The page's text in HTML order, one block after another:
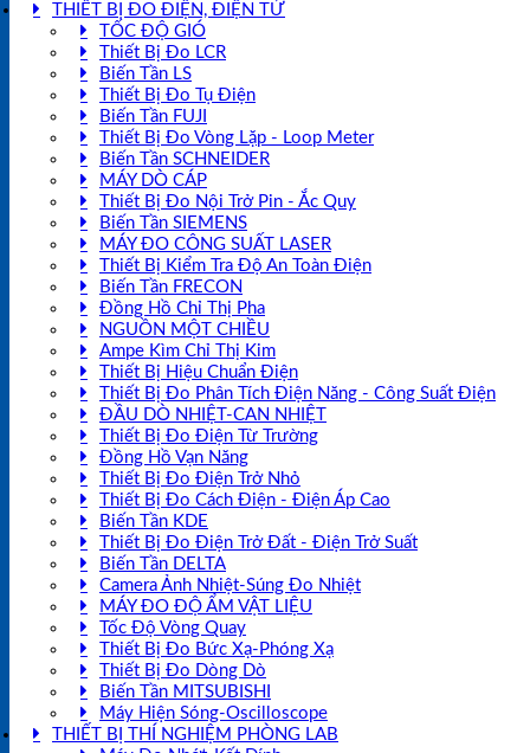
THIẾT BỊ ĐO ĐIỆN, ĐIỆN TỬ
TỐC ĐỘ GIÓ
Thiết Bị Đo LCR
Biến Tần LS
Thiết Bị Đo Tụ Điện
Biến Tần FUJI
Thiết Bị Đo Vòng Lặp - Loop Meter
Biến Tần SCHNEIDER
MÁY DÒ CÁP
Thiết Bị Đo Nội Trở Pin - Ắc Quy
Biến Tần SIEMENS
MÁY ĐO CÔNG SUẤT LASER
Thiết Bị Kiểm Tra Độ An Toàn Điện
Biến Tần FRECON
Đồng Hồ Chỉ Thị Pha
NGUỒN MỘT CHIỀU
Ampe Kìm Chỉ Thị Kim
Thiết Bị Hiệu Chuẩn Điện
Thiết Bị Đo Phân Tích Điện Năng - Công Suất Điện
ĐẦU DÒ NHIỆT-CAN NHIỆT
Thiết Bị Đo Điện Từ Trường
Đồng Hồ Vạn Năng
Thiết Bị Đo Điện Trở Nhỏ
Thiết Bị Đo Cách Điện - Điện Áp Cao
Biến Tần KDE
Thiết Bị Đo Điện Trở Đất - Điện Trở Suất
Biến Tần DELTA
Camera Ảnh Nhiệt-Súng Đo Nhiệt
MÁY ĐO ĐỘ ẨM VẬT LIỆU
Tốc Độ Vòng Quay
Thiết Bị Đo Bức Xạ-Phóng Xạ
Thiết Bị Đo Dòng Dò
Biến Tần MITSUBISHI
Máy Hiện Sóng-Oscilloscope
THIẾT BỊ THÍ NGHIỆM PHÒNG LAB